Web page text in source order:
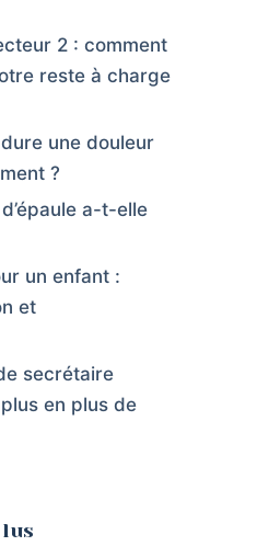
2 : comment
reste à charge
une douleur
?
a-t-elle
un enfant :
et
secrétaire
en plus de